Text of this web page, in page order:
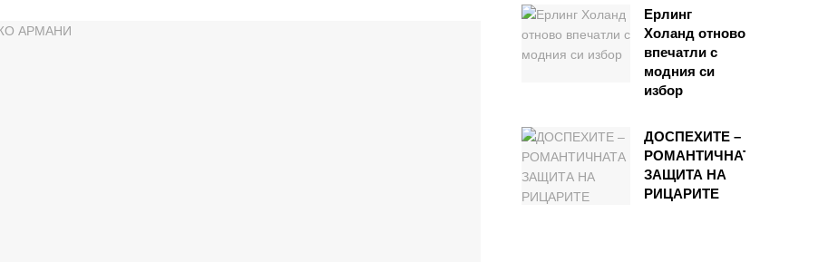
Ерлинг
Холанд отново
впечатли с
модния си
избор
ДОСПЕХИТЕ –
РОМАНТИЧНАТА
ЗАЩИТА НА
РИЦАРИТЕ